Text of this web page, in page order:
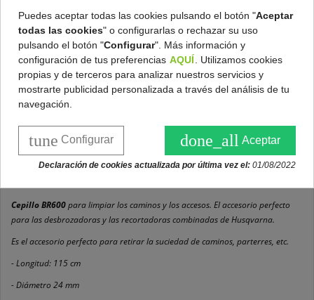
Política de devoluciones
Condiciones de compra
DESCRIPCIÓN
Cepillo BR600para limpiar los caminos y los accesos. El accesorio perfecto
para las desbrozadoras y las recortadoras combinadas de Husqvarna.
Es el accesorio perfecto para retirar la suciedad de caminos, parterres, etc.
- Longitud: 115 cm
- Diámetro 24 mm
Puedes aceptar todas las cookies pulsando el botón "Aceptar
todas las cookies" o configurarlas o rechazar su uso
pulsando el botón "Configurar". Más información y
configuración de tus preferencias AQUÍ
. Utilizamos cookies
propias y de terceros para analizar nuestros servicios y
mostrarte publicidad personalizada a través del análisis de tu
navegación.
done_all Aceptar
tune Configurar
Declaración de cookies actualizada por última vez el: 01/08/2022